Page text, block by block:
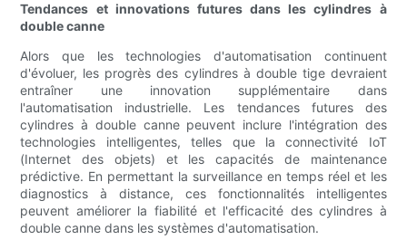
Tendances et innovations futures dans les cylindres à
double canne
Alors que les technologies d'automatisation continuent
d'évoluer, les progrès des cylindres à double tige devraient
entraîner une innovation supplémentaire dans
l'automatisation industrielle. Les tendances futures des
cylindres à double canne peuvent inclure l'intégration des
technologies intelligentes, telles que la connectivité IoT
(Internet des objets) et les capacités de maintenance
prédictive. En permettant la surveillance en temps réel et les
diagnostics à distance, ces fonctionnalités intelligentes
peuvent améliorer la fiabilité et l'efficacité des cylindres à
double canne dans les systèmes d'automatisation.